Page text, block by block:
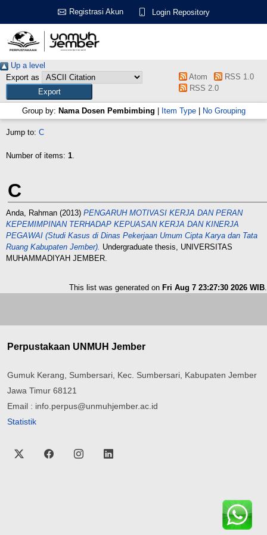
Registrasi Akun Login Repository
Up a level
Export as
Atom
RSS 1.0
RSS 2.0
Group by: Nama Dosen Pembimbing Item Type| No Grouping
Jump to: C
Number of items: 1.
C
Anda, Rahman (2013) PENGARUH MOTIVASI KERJA DAN PERAN
KEPEMIMPINAN TERHADAP KEPUASAN KERJA DAN KINERJA
PEGAWAI (Studi Kasus di Dinas Pekerjaan Umum Cipta Karya dan Tata
Ruang Kabupaten Jember). Undergraduate thesis, UNIVERSITAS
MUHAMMADIYAH JEMBER.
This list was generated on Fri Aug 7 23:27:30 2026 WIB.
Perpustakaan UNMUH Jember
Gumuk Kerang, Sumbersari, Kec. Sumbersari, Kabupaten Jember
Jawa Timur 68121
Email : info.perpus@unmuhjember.ac.id
Statistik